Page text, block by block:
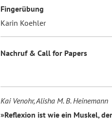
Fingerübung
Karin Koehler
Nachruf & Call for Papers
Kai Venohr, Alisha M. B. Heinemann
»Reflexion ist wie ein Muskel,